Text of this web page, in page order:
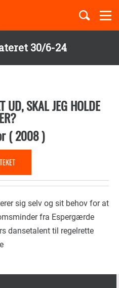
30/6-24
Børnebøger
Temaer
UD, SKAL JEG HOLDE
(2008)
sig selv og sit behov for at
fra Espergærde
dansetalent til regelrette